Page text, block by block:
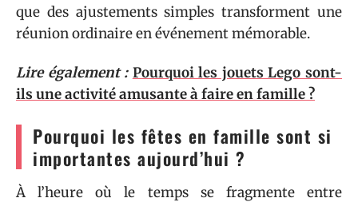
que des ajustements simples transforment une
réunion ordinaire en événement mémorable.
Lire également : Pourquoi les jouets Lego sont-
ils une activité amusante à faire en famille ?
Pourquoi les fêtes en famille sont si
importantes aujourd’hui ?
À l’heure où le temps se fragmente entre